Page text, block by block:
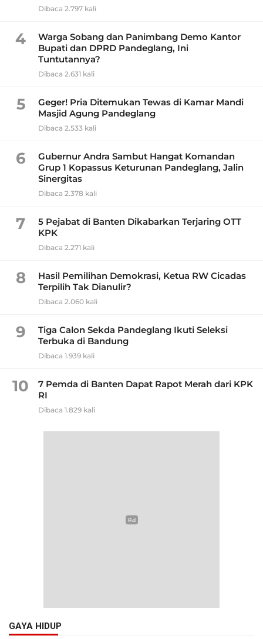
Dibaca 2.797 kali
4
Warga Sobang dan Panimbang Demo Kantor
Bupati dan DPRD Pandeglang, Ini
Tuntutannya?
Dibaca 2.631 kali
5
Geger! Pria Ditemukan Tewas di Kamar Mandi
Masjid Agung Pandeglang
Dibaca 2.533 kali
6
Gubernur Andra Sambut Hangat Komandan
Grup 1 Kopassus Keturunan Pandeglang, Jalin
Sinergitas
Dibaca 2.378 kali
7
5 Pejabat di Banten Dikabarkan Terjaring OTT
KPK
Dibaca 2.271 kali
8
Hasil Pemilihan Demokrasi, Ketua RW Cicadas
Terpilih Tak Dianulir?
Dibaca 2.060 kali
9
Tiga Calon Sekda Pandeglang Ikuti Seleksi
Terbuka di Bandung
Dibaca 1.939 kali
10
7 Pemda di Banten Dapat Rapot Merah dari KPK
RI
Dibaca 1.829 kali
GAYA HIDUP